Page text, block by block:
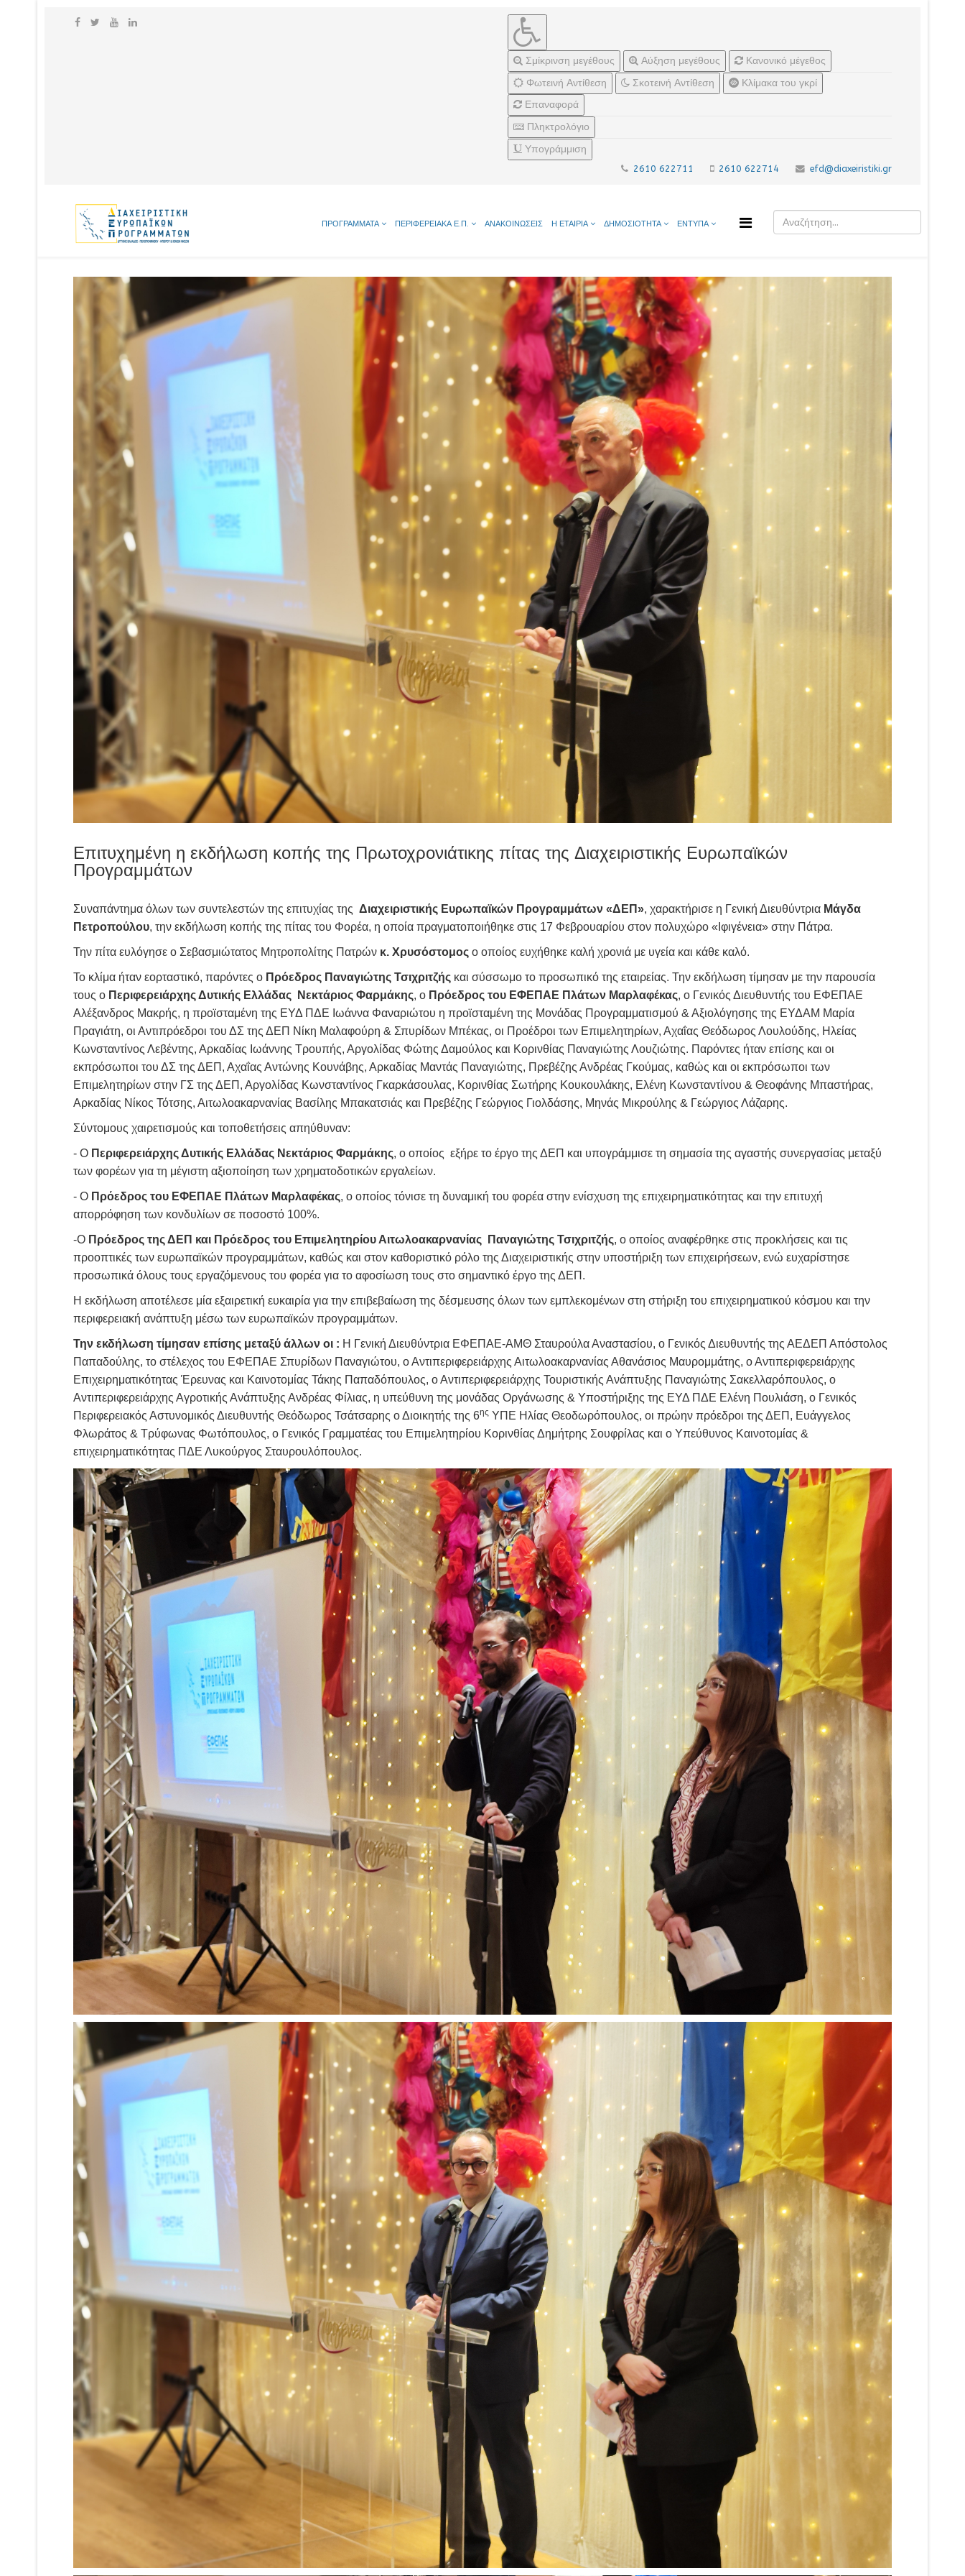
Σμίκρινση μεγέθους Αύξηση μεγέθους
Κανονικό μέγεθος
Φωτεινή Αντίθεση
Σκοτεινή Αντίθεση
Κλίμακα του γκρί
Επαναφορά
Πληκτρολόγιο
Υπογράμμιση
2610 622711 2610 622714 efd@diaxeiristiki.gr
ΠΡΟΓΡΑΜΜΑΤΑ ΠΕΡΙΦΕΡΕΙΑΚΑ Ε.Π. ΑΝΑΚΟΙΝΩΣΕΙΣ Η ΕΤΑΙΡΙΑ ΔΗΜΟΣΙΟΤΗΤΑ ΕΝΤΥΠΑ
Επιτυχημένη η εκδήλωση κοπής της Πρωτοχρονιάτικης πίτας της Διαχειριστικής Ευρωπαϊκών
Προγραμμάτων
Συναπάντημα όλων των συντελεστών της επιτυχίας της Διαχειριστικής Ευρωπαϊκών Προγραμμάτων «ΔΕΠ», χαρακτήρισε η Γενική Διευθύντρια Μάγδα
Πετροπούλου, την εκδήλωση κοπής της πίτας του Φορέα, η οποία πραγματοποιήθηκε στις 17 Φεβρουαρίου στον πολυχώρο «Ιφιγένεια» στην Πάτρα.
Την πίτα ευλόγησε ο Σεβασμιώτατος Μητροπολίτης Πατρών κ. Χρυσόστομος ο οποίος ευχήθηκε καλή χρονιά με υγεία και κάθε καλό.
Το κλίμα ήταν εορταστικό, παρόντες ο Πρόεδρος Παναγιώτης Τσιχριτζής και σύσσωμο το προσωπικό της εταιρείας. Την εκδήλωση τίμησαν με την παρουσία
τους ο Περιφερειάρχης Δυτικής Ελλάδας Νεκτάριος Φαρμάκης, ο Πρόεδρος του ΕΦΕΠΑΕ Πλάτων Μαρλαφέκας, ο Γενικός Διευθυντής του ΕΦΕΠΑΕ
Αλέξανδρος Μακρής, η προϊσταμένη της ΕΥΔ ΠΔΕ Ιωάννα Φαναριώτου η προϊσταμένη της Μονάδας Προγραμματισμού & Αξιολόγησης της ΕΥΔΑΜ Μαρία
Πραγιάτη, οι Αντιπρόεδροι του ΔΣ της ΔΕΠ Νίκη Μαλαφούρη & Σπυρίδων Μπέκας, οι Προέδροι των Επιμελητηρίων, Αχαΐας Θεόδωρος Λουλούδης, Ηλείας
Κωνσταντίνος Λεβέντης, Αρκαδίας Ιωάννης Τρουπής, Αργολίδας Φώτης Δαμούλος και Κορινθίας Παναγιώτης Λουζιώτης. Παρόντες ήταν επίσης και οι
εκπρόσωποι του ΔΣ της ΔΕΠ, Αχαΐας Αντώνης Κουνάβης, Αρκαδίας Μαντάς Παναγιώτης, Πρεβέζης Ανδρέας Γκούμας, καθώς και οι εκπρόσωποι των
Επιμελητηρίων στην ΓΣ της ΔΕΠ, Αργολίδας Κωνσταντίνος Γκαρκάσουλας, Κορινθίας Σωτήρης Κουκουλάκης, Ελένη Κωνσταντίνου & Θεοφάνης Μπαστήρας,
Αρκαδίας Νίκος Τότσης, Αιτωλοακαρνανίας Βασίλης Μπακατσιάς και Πρεβέζης Γεώργιος Γιολδάσης, Μηνάς Μικρούλης & Γεώργιος Λάζαρης.
Σύντομους χαιρετισμούς και τοποθετήσεις απηύθυναν:
- Ο Περιφερειάρχης Δυτικής Ελλάδας Νεκτάριος Φαρμάκης, ο οποίος εξήρε το έργο της ΔΕΠ και υπογράμμισε τη σημασία της αγαστής συνεργασίας μεταξύ
των φορέων για τη μέγιστη αξιοποίηση των χρηματοδοτικών εργαλείων.
- Ο Πρόεδρος του ΕΦΕΠΑΕ Πλάτων Μαρλαφέκας, ο οποίος τόνισε τη δυναμική του φορέα στην ενίσχυση της επιχειρηματικότητας και την επιτυχή
απορρόφηση των κονδυλίων σε ποσοστό 100%.
-Ο Πρόεδρος της ΔΕΠ και Πρόεδρος του Επιμελητηρίου Αιτωλοακαρνανίας Παναγιώτης Τσιχριτζής, ο οποίος αναφέρθηκε στις προκλήσεις και τις
προοπτικές των ευρωπαϊκών προγραμμάτων, καθώς και στον καθοριστικό ρόλο της Διαχειριστικής στην υποστήριξη των επιχειρήσεων, ενώ ευχαρίστησε
προσωπικά όλους τους εργαζόμενους του φορέα για το αφοσίωση τους στο σημαντικό έργο της ΔΕΠ.
Η εκδήλωση αποτέλεσε μία εξαιρετική ευκαιρία για την επιβεβαίωση της δέσμευσης όλων των εμπλεκομένων στη στήριξη του επιχειρηματικού κόσμου και την
περιφερειακή ανάπτυξη μέσω των ευρωπαϊκών προγραμμάτων.
Την εκδήλωση τίμησαν επίσης μεταξύ άλλων οι : Η Γενική Διευθύντρια ΕΦΕΠΑΕ-ΑΜΘ Σταυρούλα Αναστασίου, ο Γενικός Διευθυντής της ΑΕΔΕΠ Απόστολος
Παπαδούλης, το στέλεχος του ΕΦΕΠΑΕ Σπυρίδων Παναγιώτου, ο Αντιπεριφερειάρχης Αιτωλοακαρνανίας Αθανάσιος Μαυρομμάτης, ο Αντιπεριφερειάρχης
Επιχειρηματικότητας Έρευνας και Καινοτομίας Τάκης Παπαδόπουλος, ο Αντιπεριφερειάρχης Τουριστικής Ανάπτυξης Παναγιώτης Σακελλαρόπουλος, ο
Αντιπεριφερειάρχης Αγροτικής Ανάπτυξης Ανδρέας Φίλιας, η υπεύθυνη της μονάδας Οργάνωσης & Υποστήριξης της ΕΥΔ ΠΔΕ Ελένη Πουλιάση, ο Γενικός
Περιφερειακός Αστυνομικός Διευθυντής Θεόδωρος Τσάτσαρης ο Διοικητής της 6ης ΥΠΕ Ηλίας Θεοδωρόπουλος, οι πρώην πρόεδροι της ΔΕΠ, Ευάγγελος
Φλωράτος & Τρύφωνας Φωτόπουλος, ο Γενικός Γραμματέας του Επιμελητηρίου Κορινθίας Δημήτρης Σουφρίλας και ο Υπεύθυνος Καινοτομίας &
επιχειρηματικότητας ΠΔΕ Λυκούργος Σταυρουλόπουλος.